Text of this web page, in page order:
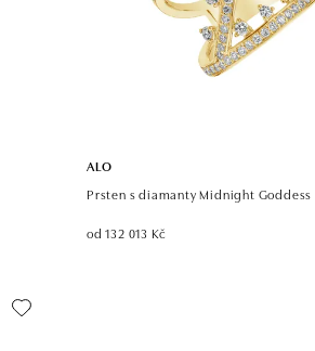
ALO
Prsten s diamanty Midnight Goddess
od 132 013 Kč